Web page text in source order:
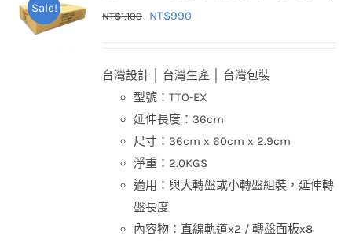
Sale!
NT$1,100
原
格：
NT$1,100。
NT$990
格：
NT$990。
台灣設計 │ 台灣生產 │ 台灣包裝
型號：TTO-EX
延伸長度：36cm
尺寸：36cm x 60cm x 2.9cm
淨重：2.0KGS
適用：與大轉盤或小轉盤組裝，延伸轉
盤長度
內容物：直線軌道x2 / 轉盤面板x8